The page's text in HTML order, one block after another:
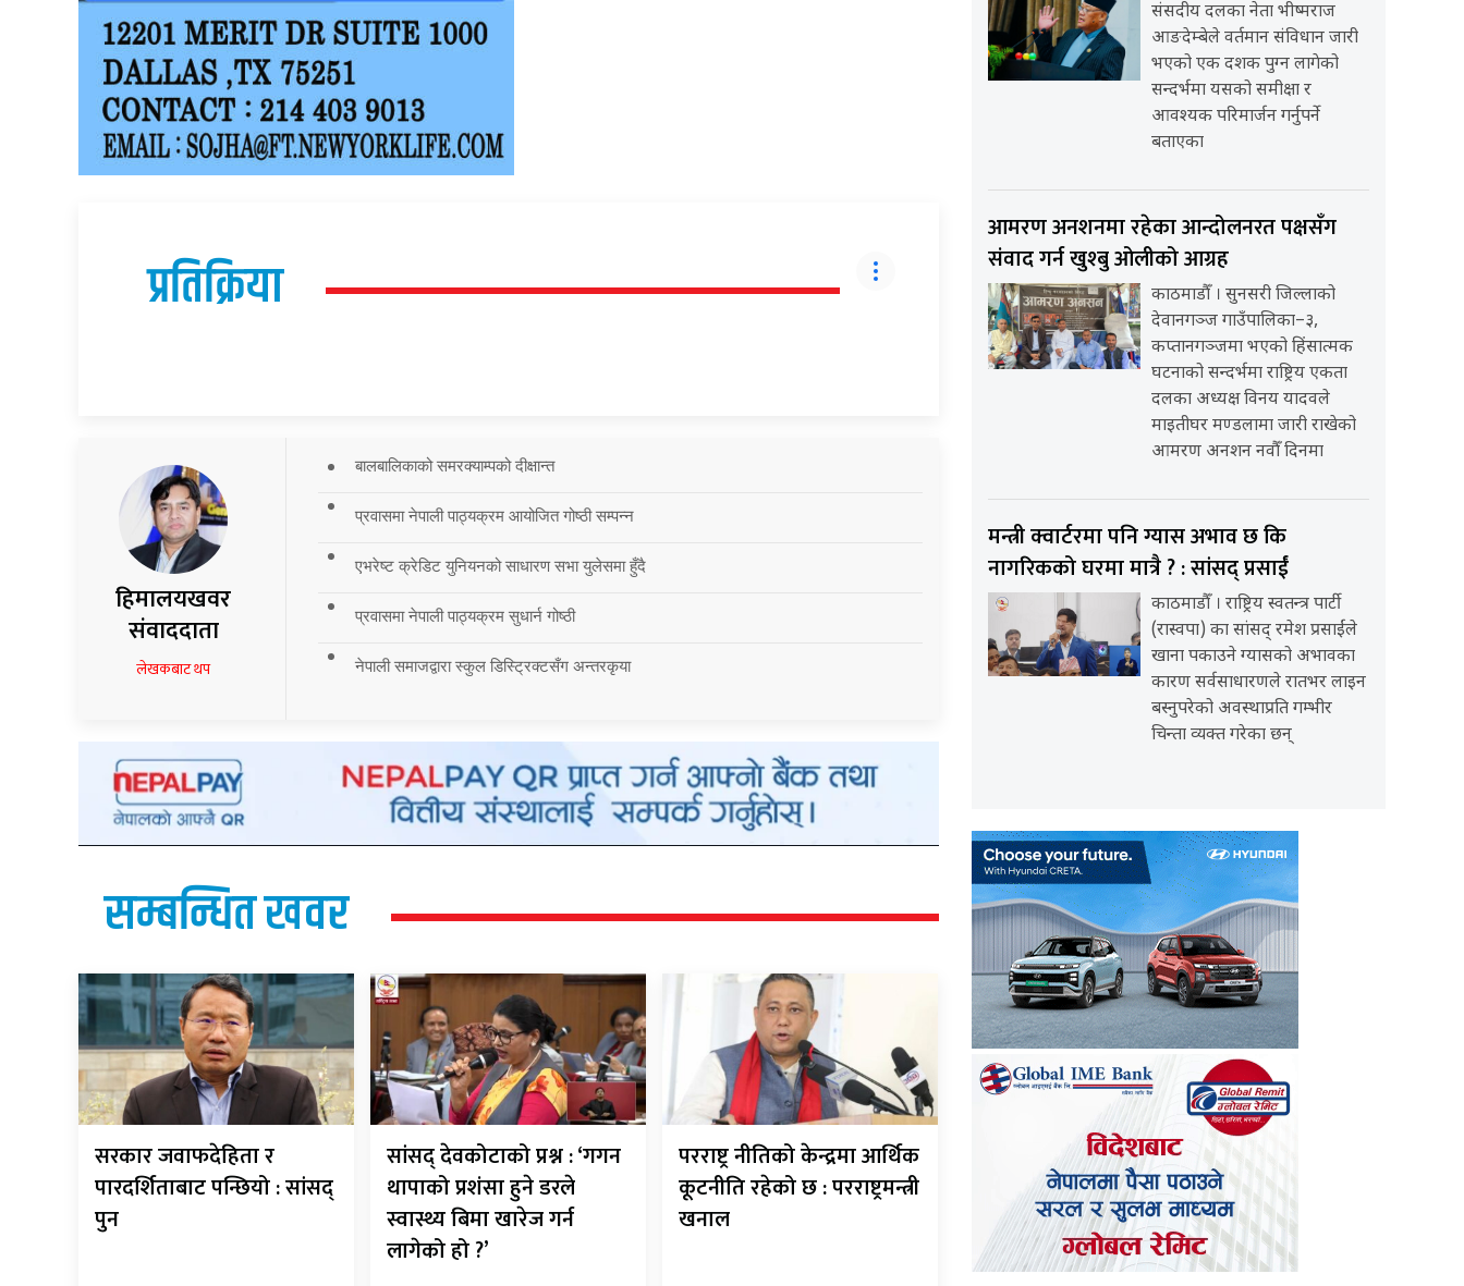
प्रतिक्रिया
हिमालयखवर
संवाददाता
लेखकबाट थप
बालबालिकाको समरक्याम्पको दीक्षान्त
प्रवासमा नेपाली पाठ्यक्रम आयोजित गोष्ठी सम्पन्न
एभरेष्ट क्रेडिट युनियनको साधारण सभा युलेसमा हुँदै
प्रवासमा नेपाली पाठ्यक्रम सुधार्न गोष्ठी
नेपाली समाजद्वारा स्कुल डिस्ट्रिक्टसँग अन्तरकृया
सम्बन्धित खवर
सरकार जवाफदेहिता र
पारदर्शिताबाट पन्छियो : सांसद्
पुन
सांसद् देवकोटाको प्रश्न : ‘गगन
थापाको प्रशंसा हुने डरले
स्वास्थ्य बिमा खारेज गर्न
लागेको हो ?’
परराष्ट्र नीतिको केन्द्रमा आर्थिक
कूटनीति रहेको छ : परराष्ट्रमन्त्री
खनाल
संसदीय दलका नेता भीष्मराज
आङदेम्बेले वर्तमान संविधान जारी
भएको एक दशक पुग्न लागेको
सन्दर्भमा यसको समीक्षा र
आवश्यक परिमार्जन गर्नुपर्ने
बताएका
आमरण अनशनमा रहेका आन्दोलनरत पक्षसँग
संवाद गर्न खुश्बु ओलीको आग्रह
काठमाडौँ । सुनसरी जिल्लाको
देवानगञ्ज गाउँपालिका–३,
कप्तानगञ्जमा भएको हिंसात्मक
घटनाको सन्दर्भमा राष्ट्रिय एकता
दलका अध्यक्ष विनय यादवले
माइतीघर मण्डलामा जारी राखेको
आमरण अनशन नवौँ दिनमा
मन्त्री क्वार्टरमा पनि ग्यास अभाव छ कि
नागरिकको घरमा मात्रै ? : सांसद् प्रसाईं
काठमाडौँ । राष्ट्रिय स्वतन्त्र पार्टी
(रास्वपा) का सांसद् रमेश प्रसाईंले
खाना पकाउने ग्यासको अभावका
कारण सर्वसाधारणले रातभर लाइन
बस्नुपरेको अवस्थाप्रति गम्भीर
चिन्ता व्यक्त गरेका छन्